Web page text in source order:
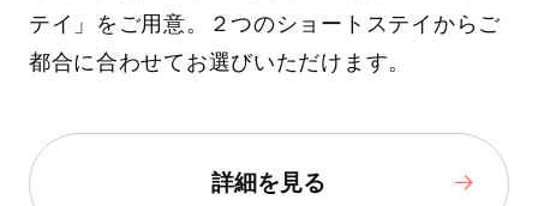
テイ」をご用意。２つのショートステイからご
都合に合わせてお選びいただけます。
詳細を見る